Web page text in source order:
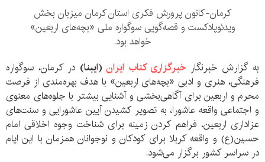
کرمان-کانون پرورش فکری استان کرمان میزبان بخش
ویدئوپادکست و قصه‌گویی سوگواره ملی «بچه‌های اربعین»
خواهد بود.
به گزارش خبرنگار خبرگزاری کتاب ایران(ایبنا) در کرمان، سوگواره
فرهنگی، هنری و ادبی «بچه‌های اربعین» با هدف بهره‌مندی از فرصت
محرم و اربعین برای آگاهی‌بخشی و آشنایی بیشتر با جلوه‌‌های معنوی
و اجتماعی واقعه عاشورا، به‌ تصویر کشیدن آیین عاشورایی و سنت‌های
عزاداری اربعین، فراهم‌ کردن زمینه‌‌ برای شناخت وجوه اخلاقی امام
حسین(ع) و واقعه کربلا برای کودکان و نوجوانان همزمان با این ایام
در سراسر کشور برگزار می‌شود.